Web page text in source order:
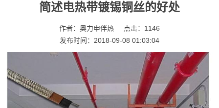
简述电热带镀锡铜丝的好处
作者：奥力申伴热
点击：1146
发布时间：2018-09-08 01:03:04